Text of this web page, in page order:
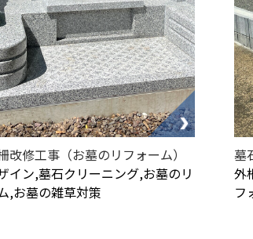
改修工事（お墓のリフォーム）
イン,墓石クリーニング,お墓のリ
,お墓の雑草対策
墓
外
フ